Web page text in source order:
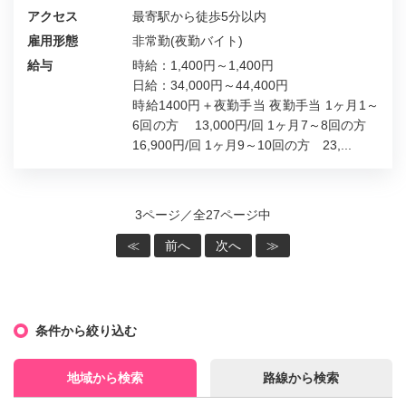
アクセス
最寄駅から徒歩5分以内
雇用形態
非常勤(夜勤バイト)
給与
時給：1,400円～1,400円
日給：34,000円～44,400円
時給1400円＋夜勤手当 夜勤手当 1ヶ月1～
6回の方 13,000円/回 1ヶ月7～8回の方
16,900円/回 1ヶ月9～10回の方 23,...
3ページ／全27ページ中
≪ 前へ 次へ ≫
条件から絞り込む
地域から検索 路線から検索